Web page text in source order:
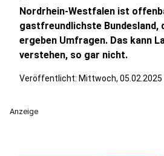
Nordrhein-Westfalen ist
gastfreundlichste Bundesland,
ergeben Umfragen. Das kann
verstehen, so gar nicht.
Veröffentlicht: Mittwoch, 05.02.2025
Anzeige